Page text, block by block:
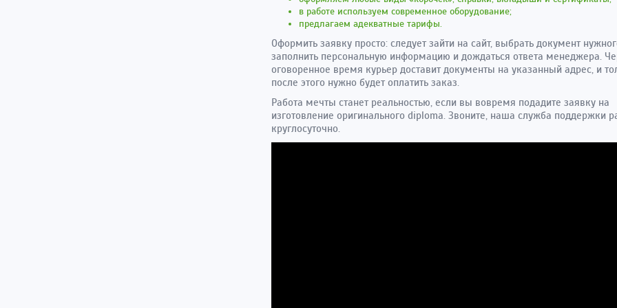
в работе используем современное оборудование;
предлагаем адекватные тарифы.
Оформить заявку просто: следует зайти на сайт, выбрать документ
заполнить персональную информацию и дождаться ответа менеджера.
оговоренное время курьер доставит документы на указанный адрес, и
после этого нужно будет оплатить заказ.
Работа мечты станет реальностью, если вы вовремя подадите заявку на
изготовление оригинального diplomа. Звоните, наша служба поддержки
круглосуточно.